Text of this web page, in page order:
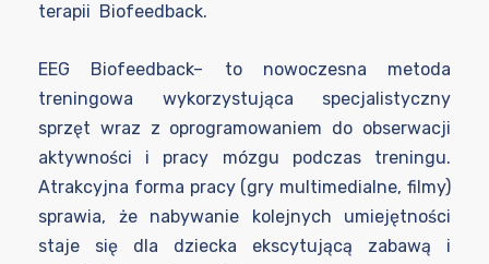
terapii Biofeedback.
EEG Biofeedback– to nowoczesna metoda
treningowa wykorzystująca specjalistyczny
sprzęt wraz z oprogramowaniem do obserwacji
aktywności i pracy mózgu podczas treningu.
Atrakcyjna forma pracy (gry multimedialne, filmy)
sprawia, że nabywanie kolejnych umiejętności
staje się dla dziecka ekscytującą zabawą i